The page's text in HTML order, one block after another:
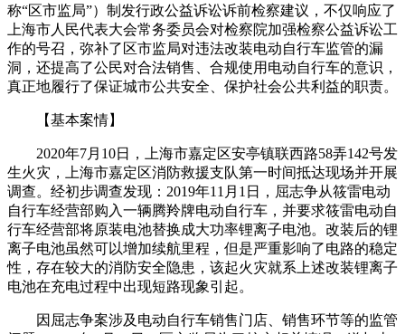
称“区市监局”）制发行政公益诉讼诉前检察建议，不仅响应了
上海市人民代表大会常务委员会对检察院加强检察公益诉讼工
作的号召，弥补了区市监局对违法改装电动自行车监管的漏
洞，还提高了公民对合法销售、合规使用电动自行车的意识，
真正地履行了保证城市公共安全、保护社会公共利益的职责。
【基本案情】
2020年7月10日，上海市嘉定区安亭镇联西路58弄142号发
生火灾，上海市嘉定区消防救援支队第一时间抵达现场并开展
调查。经初步调查发现：2019年11月1日，屈志争从筱雷电动
自行车经营部购入一辆腾羚牌电动自行车，并要求筱雷电动自
行车经营部将原装电池替换成大功率锂离子电池。改装后的锂
离子电池虽然可以增加续航里程，但是严重影响了电路的稳定
性，存在较大的消防安全隐患，该起火灾就系上述改装锂离子
电池在充电过程中出现短路现象引起。
因屈志争案涉及电动自行车销售门店、销售环节等的监管